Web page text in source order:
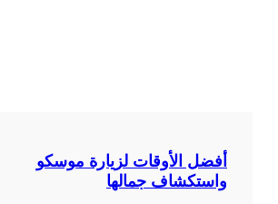
أفضل الأوقات لزيارة موسكو
واستكشاف جمالها